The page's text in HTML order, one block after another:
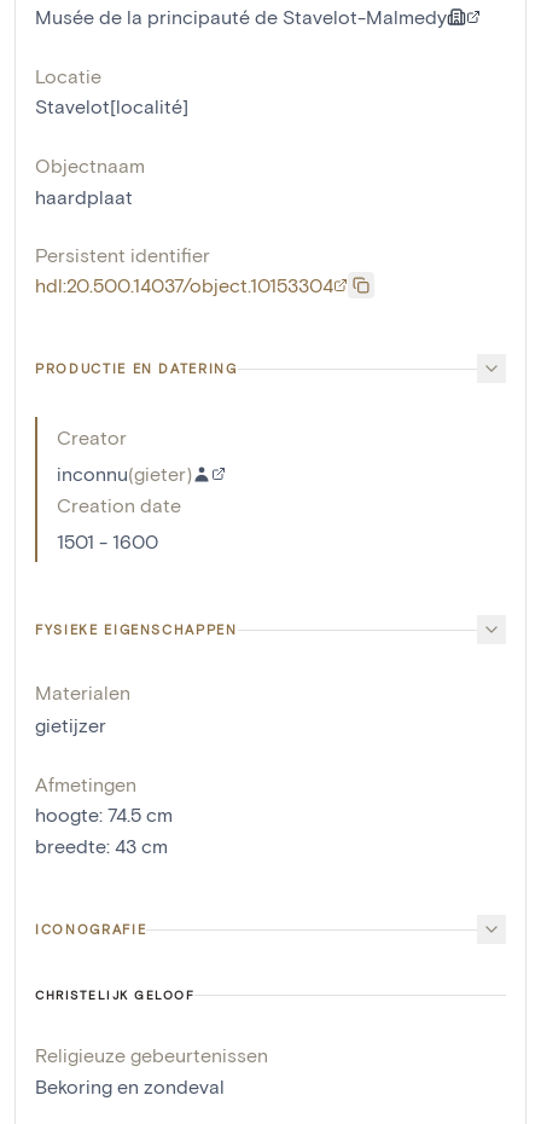
Musée de la principauté de Stavelot-Malmedy
Locatie
Stavelot[localité]
Objectnaam
haardplaat
Persistent identifier
hdl:20.500.14037/object.10153304
PRODUCTIE EN DATERING
Creator
inconnu(gieter)
Creation date
1501 - 1600
FYSIEKE EIGENSCHAPPEN
Materialen
gietijzer
Afmetingen
hoogte: 74.5 cm
breedte: 43 cm
ICONOGRAFIE
CHRISTELIJK GELOOF
Religieuze gebeurtenissen
Bekoring en zondeval